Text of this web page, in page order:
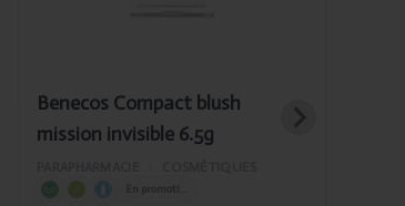
Benecos Compact blush
mission invisible 6.5g